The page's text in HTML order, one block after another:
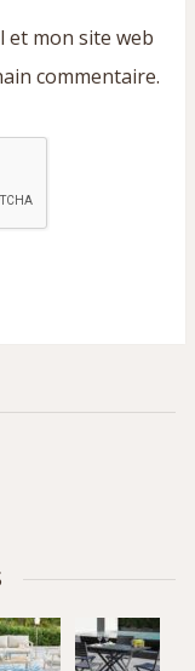
et mon site web
commentaire.